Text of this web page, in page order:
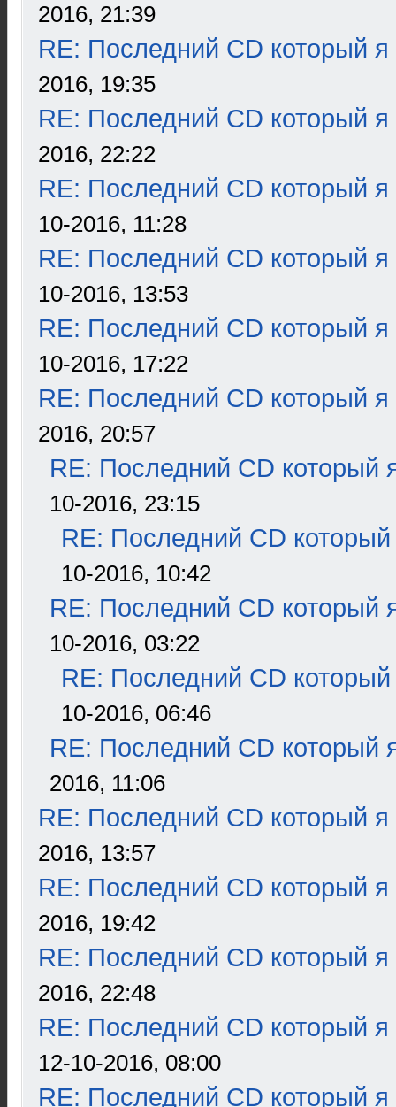
2016, 21:39
RE: Последний CD который я
2016, 19:35
RE: Последний CD который я
2016, 22:22
RE: Последний CD который я
10-2016, 11:28
RE: Последний CD который я
10-2016, 13:53
RE: Последний CD который я
10-2016, 17:22
RE: Последний CD который я
2016, 20:57
RE: Последний CD который
10-2016, 23:15
RE: Последний CD который
10-2016, 10:42
RE: Последний CD который
10-2016, 03:22
RE: Последний CD который
10-2016, 06:46
RE: Последний CD который
2016, 11:06
RE: Последний CD который я
2016, 13:57
RE: Последний CD который я
2016, 19:42
RE: Последний CD который я
2016, 22:48
RE: Последний CD который я
12-10-2016, 08:00
RE: Последний CD который я